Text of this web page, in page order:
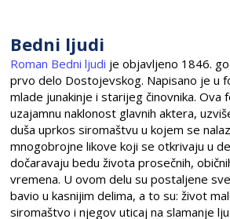
Bedni ljudi
Roman Bedni ljudi je objavljeno 1846.
prvo delo Dostojevskog. Napisano je u
mlade junakinje i starijeg činovnika. Ova
uzajamnu naklonost glavnih aktera,
duša uprkos siromaštvu u kojem se
mnogobrojne likove koji se otkrivaju u
dočaravaju bedu života prosečnih,
vremena. U ovom delu su postaljene
bavio u kasnijim delima, a to su: život
siromaštvo i njegov uticaj na slamanje